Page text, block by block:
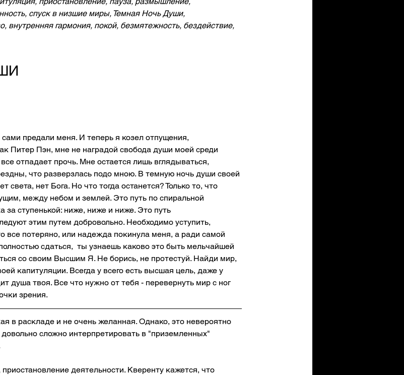
спуск в низшие миры, Темная Ночь Души,
внутренняя гармония, покой, безмятежность, бездействие,
предали меня. И теперь я козел отпущения,
Питер Пэн, мне не наградой свобода души моей среди
отпадает прочь. Мне остается лишь вглядываться,
что разверзлась подо мною. В темную ночь души своей
света, нет Бога. Но что тогда останется? Только то, что
между небом и землей. Это путь по спиральной
за ступенькой: ниже, ниже и ниже. Это путь
этим путем добровольно. Необходимо уступить,
все потеряно, или надежда покинула меня, а ради самой
сдаться,  ты узнаешь каково это быть мельчайшей
со своим Высшим Я. Не борись, не протестуй. Найди мир,
капитуляции. Всегда у всего есть высшая цель, даже у
душа твоя. Все что нужно от тебя - перевернуть мир с ног
зрения.
в раскладе и не очень желанная. Однако, это невероятно
сложно интерпретировать в "приземленных"
деятельности. Кверенту кажется, что